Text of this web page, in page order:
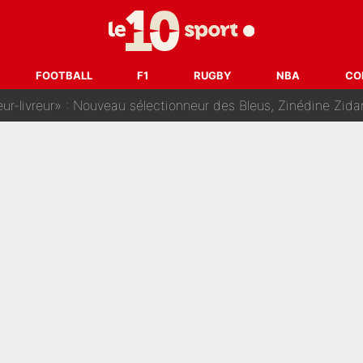
FOOTBALL F1 RUGBY NBA
Tadej Pogacar : Le transfert qui effraie le peloton, «c’est la
signatures en pleine crise financière : L’IA propose sept noms à l’OM
: Nouveau sélectionneur des Bleus, Zinédine Zidane s’était imaginé